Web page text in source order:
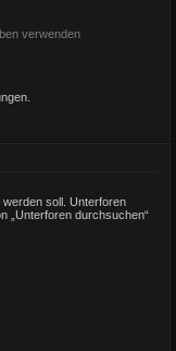
verwenden
soll. Unterforen
„Unterforen durchsuchen“